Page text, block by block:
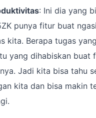
: Ini dia yang
punya fitur buat
kita. Berapa tugas
yang dihabiskan buat
Jadi kita bisa tahu
kita dan bisa makin